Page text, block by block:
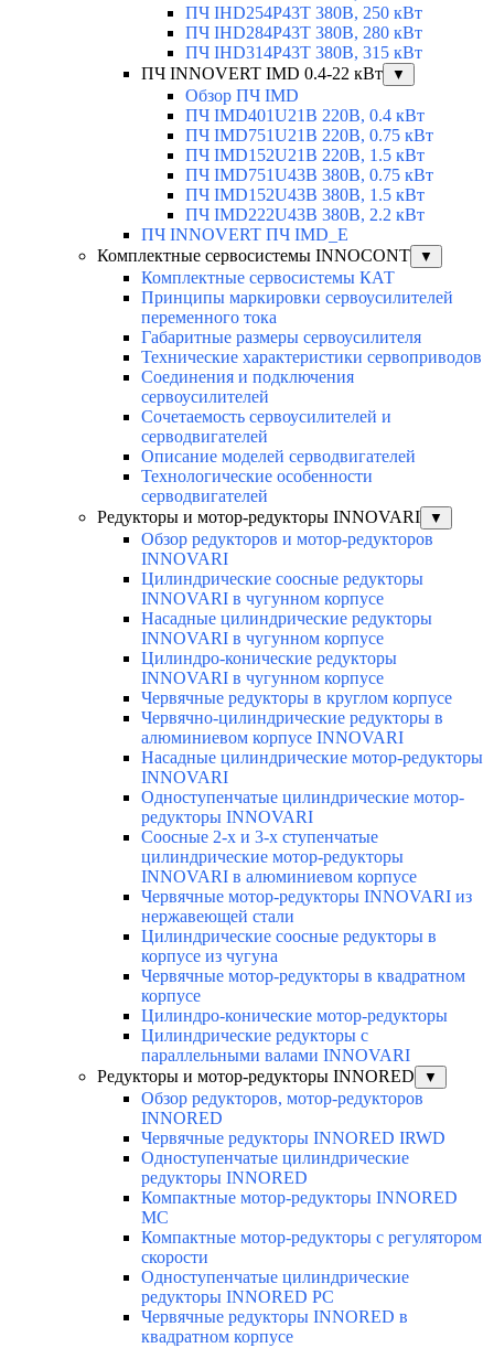
ПЧ IHD254P43T 380В, 250 кВт
ПЧ IHD284P43T 380В, 280 кВт
ПЧ IHD314P43T 380В, 315 кВт
ПЧ INNOVERT IMD 0.4-22 кВт
▼
Обзор ПЧ IMD
ПЧ IMD401U21B 220В, 0.4 кВт
ПЧ IMD751U21B 220В, 0.75 кВт
ПЧ IMD152U21B 220В, 1.5 кВт
ПЧ IMD751U43B 380В, 0.75 кВт
ПЧ IMD152U43B 380В, 1.5 кВт
ПЧ IMD222U43B 380В, 2.2 кВт
ПЧ INNOVERT ПЧ IMD_E
Комплектные сервосистемы INNOCONT
▼
Комплектные сервосистемы КАТ
Принципы маркировки сервоусилителей
переменного тока
Габаритные размеры сервоусилителя
Технические характеристики сервоприводов
Соединения и подключения
сервоусилителей
Сочетаемость сервоусилителей и
серводвигателей
Описание моделей серводвигателей
Технологические особенности
серводвигателей
Редукторы и мотор-редукторы INNOVARI
▼
Обзор редукторов и мотор-редукторов
INNOVARI
Цилиндрические соосные редукторы
INNOVARI в чугунном корпусе
Насадные цилиндрические редукторы
INNOVARI в чугунном корпусе
Цилиндро-конические редукторы
INNOVARI в чугунном корпусе
Червячные редукторы в круглом корпусе
Червячно-цилиндрические редукторы в
алюминиевом корпусе INNOVARI
Насадные цилиндрические мотор-редукторы
INNOVARI
Одноступенчатые цилиндрические мотор-
редукторы INNOVARI
Соосные 2-х и 3-х ступенчатые
цилиндрические мотор-редукторы
INNOVARI в алюминиевом корпусе
Червячные мотор-редукторы INNOVARI из
нержавеющей стали
Цилиндрические соосные редукторы в
корпусе из чугуна
Червячные мотор-редукторы в квадратном
корпусе
Цилиндро-конические мотор-редукторы
Цилиндрические редукторы с
параллельными валами INNOVARI
Редукторы и мотор-редукторы INNORED
▼
Обзор редукторов, мотор-редукторов
INNORED
Червячные редукторы INNORED IRWD
Одноступенчатые цилиндрические
редукторы INNORED
Компактные мотор-редукторы INNORED
MC
Компактные мотор-редукторы с регулятором
скорости
Одноступенчатые цилиндрические
редукторы INNORED PC
Червячные редукторы INNORED в
квадратном корпусе